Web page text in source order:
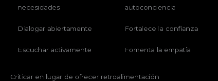
necesidades
autoconciencia
Dialogar abiertamente Fortalece la confianza
Escuchar activamente Fomenta la empatía
Criticar en lugar de ofrecer retroalimentación